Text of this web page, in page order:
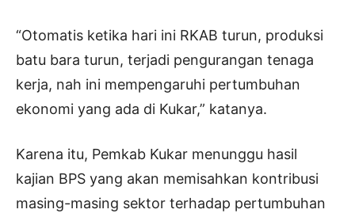
“Otomatis ketika hari ini RKAB turun, produksi
batu bara turun, terjadi pengurangan tenaga
kerja, nah ini mempengaruhi pertumbuhan
ekonomi yang ada di Kukar,” katanya.
Karena itu, Pemkab Kukar menunggu hasil
kajian BPS yang akan memisahkan kontribusi
masing-masing sektor terhadap pertumbuhan